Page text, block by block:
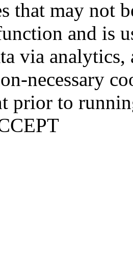
that may not
and is
via analytics,
necessary
prior to